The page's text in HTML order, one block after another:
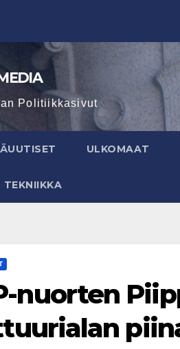
Politiikkasivut
ULKOMAAT
TEKNIIKKA
nuorten